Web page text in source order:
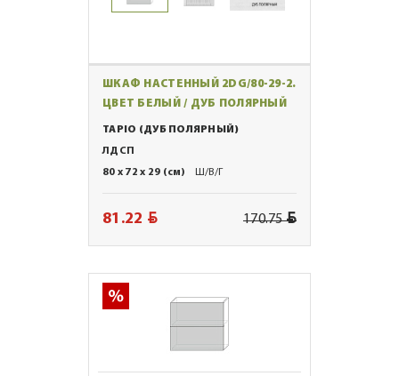
ШКАФ НАСТЕННЫЙ 2DG/80-29-2.
ЦВЕТ БЕЛЫЙ / ДУБ ПОЛЯРНЫЙ
TAPIO (ДУБ ПОЛЯРНЫЙ)
ЛДСП
80 x 72 x 29 (см)
Ш/В/Г
81.22 BYN 170.75BYN